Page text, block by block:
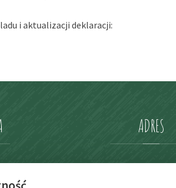
i aktualizacji deklaracji:
Szukaj
ADRES